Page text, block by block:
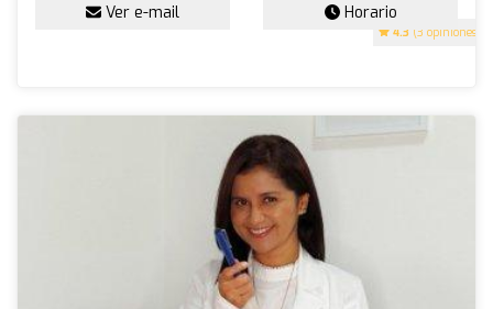
4.3 (3 opiniones)
Ver e-mail Horario